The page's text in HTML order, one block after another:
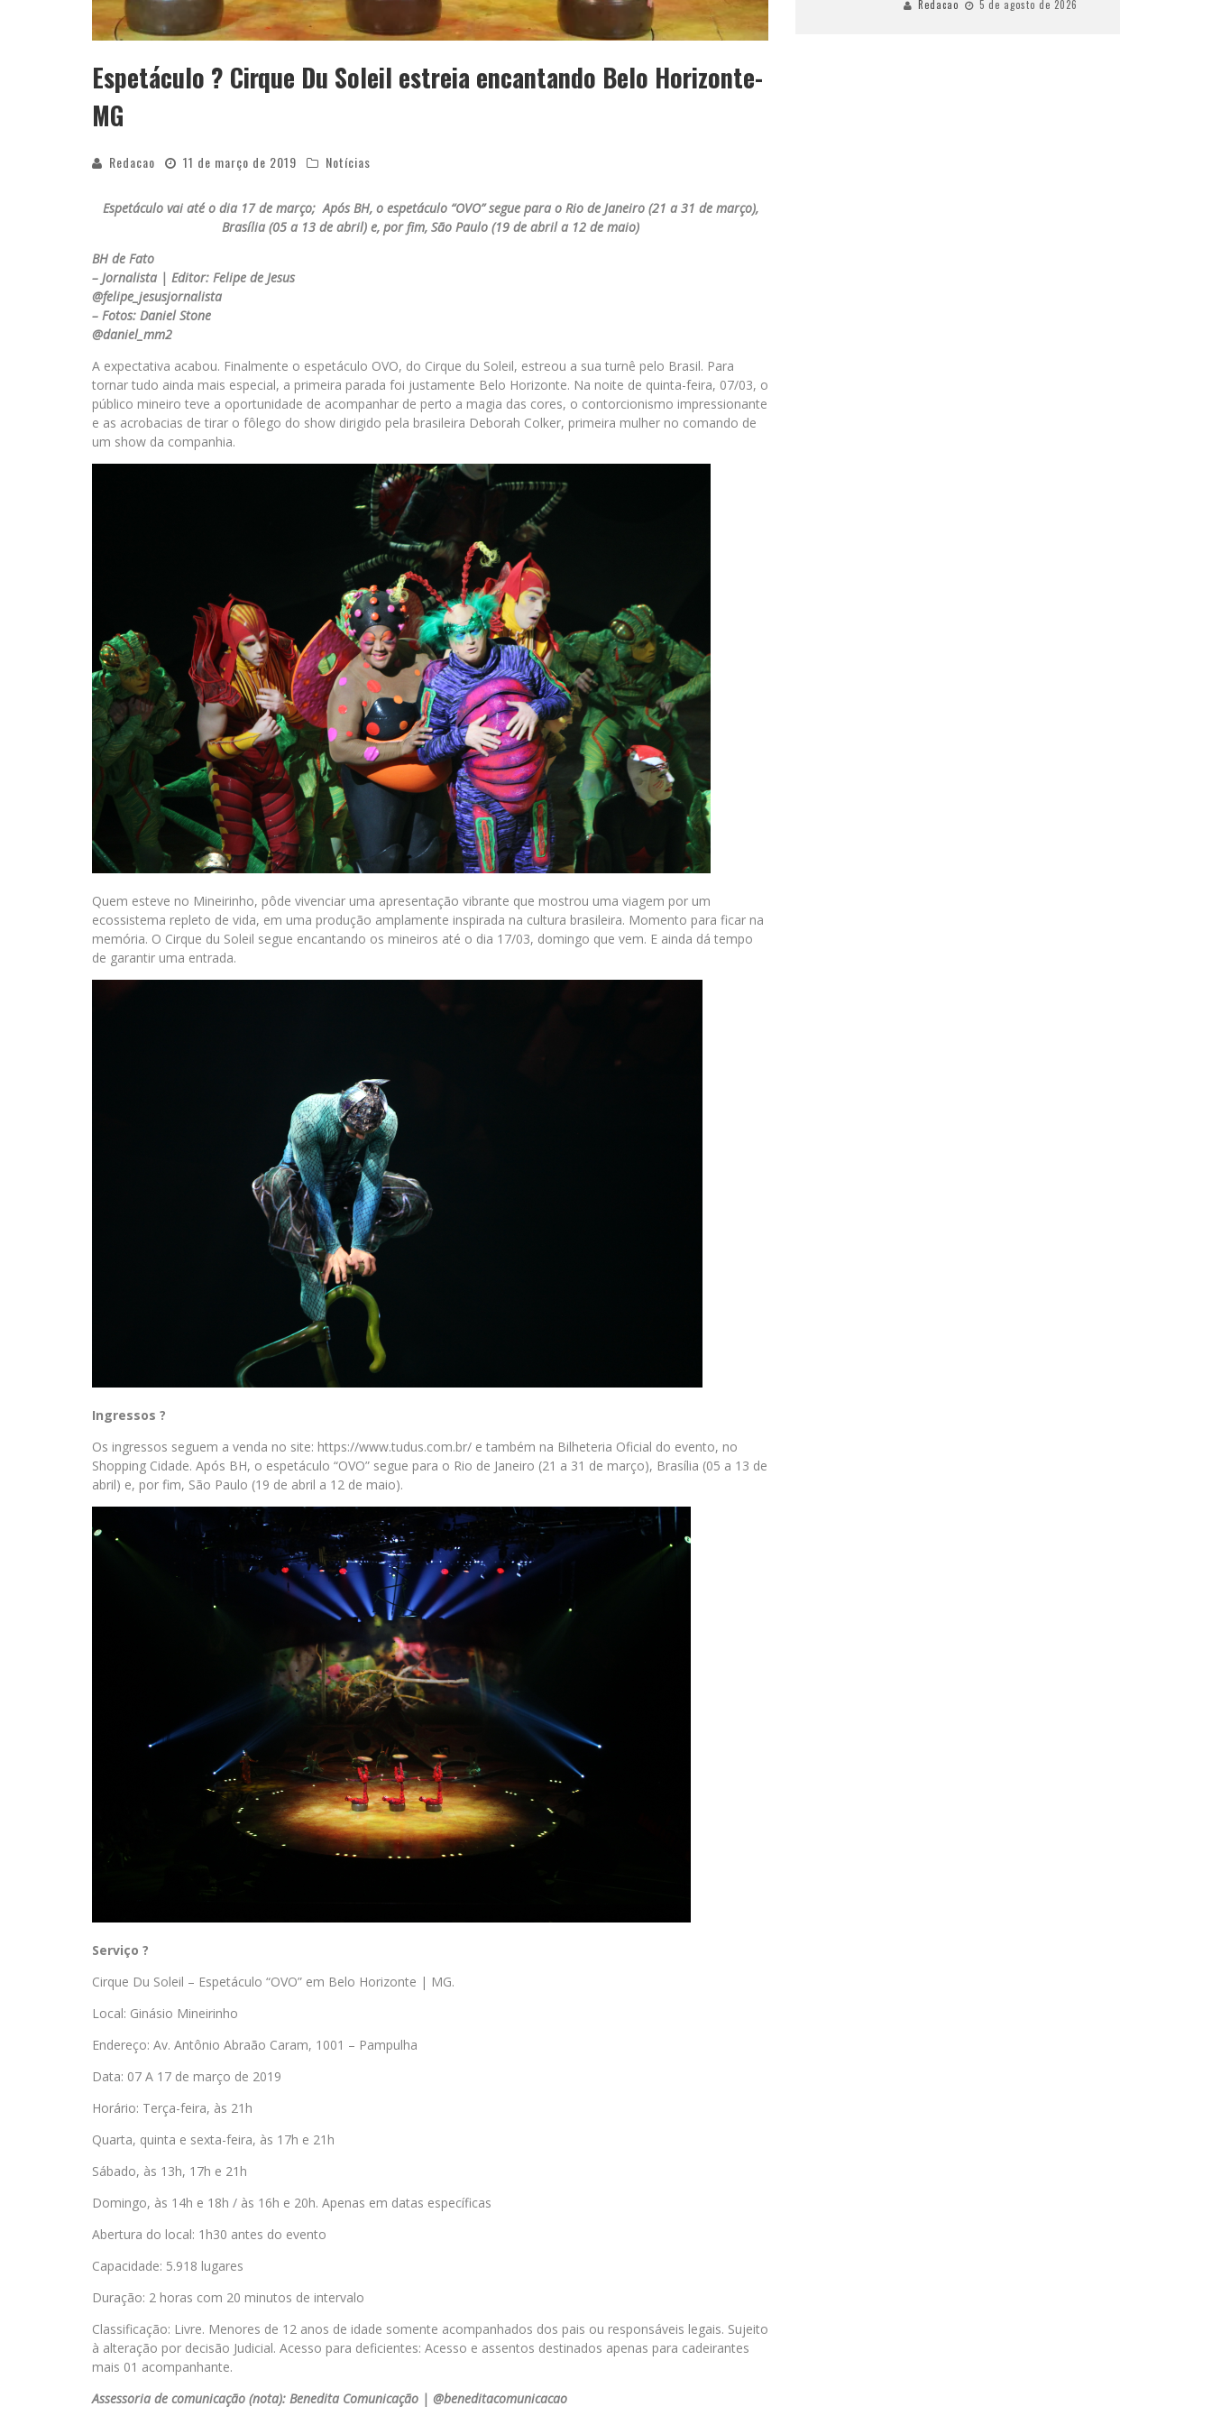
Espetáculo ? Cirque Du Soleil estreia encantando Belo Horizonte-
MG
Redacao 11 de março de 2019 Notícias
Espetáculo vai até o dia 17 de março; Após BH, o espetáculo “OVO” segue para o Rio de Janeiro (21 a 31 de março),
Brasília (05 a 13 de abril) e, por fim, São Paulo (19 de abril a 12 de maio)
BH de Fato
– Jornalista | Editor: Felipe de Jesus
@felipe_jesusjornalista
– Fotos: Daniel Stone
@daniel_mm2
A expectativa acabou. Finalmente o espetáculo OVO, do Cirque du Soleil, estreou a sua turnê pelo Brasil. Para
tornar tudo ainda mais especial, a primeira parada foi justamente Belo Horizonte. Na noite de quinta-feira, 07/03, o
público mineiro teve a oportunidade de acompanhar de perto a magia das cores, o contorcionismo impressionante
e as acrobacias de tirar o fôlego do show dirigido pela brasileira Deborah Colker, primeira mulher no comando de
um show da companhia.
Quem esteve no Mineirinho, pôde vivenciar uma apresentação vibrante que mostrou uma viagem por um
ecossistema repleto de vida, em uma produção amplamente inspirada na cultura brasileira. Momento para ficar na
memória. O Cirque du Soleil segue encantando os mineiros até o dia 17/03, domingo que vem. E ainda dá tempo
de garantir uma entrada.
Ingressos ?
Os ingressos seguem a venda no site: https://www.tudus.com.br/ e também na Bilheteria Oficial do evento, no
Shopping Cidade. Após BH, o espetáculo “OVO” segue para o Rio de Janeiro (21 a 31 de março), Brasília (05 a 13 de
abril) e, por fim, São Paulo (19 de abril a 12 de maio).
Serviço ?
Cirque Du Soleil – Espetáculo “OVO” em Belo Horizonte | MG.
Local: Ginásio Mineirinho
Endereço: Av. Antônio Abraão Caram, 1001 – Pampulha
Data: 07 A 17 de março de 2019
Horário: Terça-feira, às 21h
Quarta, quinta e sexta-feira, às 17h e 21h
Sábado, às 13h, 17h e 21h
Domingo, às 14h e 18h / às 16h e 20h. Apenas em datas específicas
Abertura do local: 1h30 antes do evento
Capacidade: 5.918 lugares
Duração: 2 horas com 20 minutos de intervalo
Classificação: Livre. Menores de 12 anos de idade somente acompanhados dos pais ou responsáveis legais. Sujeito
à alteração por decisão Judicial. Acesso para deficientes: Acesso e assentos destinados apenas para cadeirantes
mais 01 acompanhante.
Assessoria de comunicação (nota): Benedita Comunicação | @beneditacomunicacao
Redacao 5 de agosto de 2026